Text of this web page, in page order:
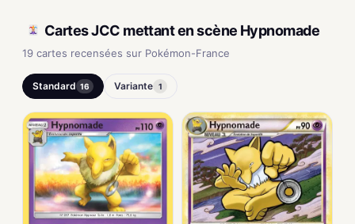
Cartes JCC mettant en scène Hypnomade
19 cartes recensées sur Pokémon-France
Standard 16 Variante 1